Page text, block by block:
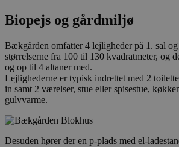
Biopejs og gårdmiljø
Bækgården omfatter 4 lejligheder på 1. sal
størrelserne fra 100 til 130 kvadratmeter, og
og op til 4 altaner med.
Lejlighederne er typisk indrettet med 2
in samt 2 værelser, stue eller spisestue,
gulvvarme.
Desuden hører der en p-plads med el-